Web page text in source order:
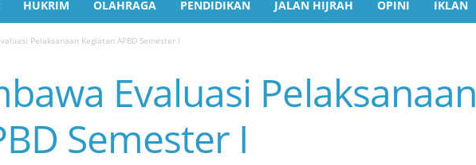
HUKRIM OLAHRAGA PENDIDIKAN JALAN HIJRAH OPINI IKLAN
Pelaksanaan Kegiatan APBD Semester I
Evaluasi Pelaksanaan
Semester I